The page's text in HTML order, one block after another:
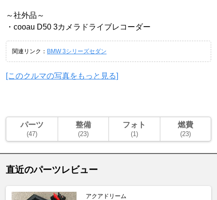
～社外品～
・cooau D50 3カメラドライブレコーダー
関連リンク： BMW 3シリーズセダン
[このクルマの写真をもっと見る]
パーツ
(47)
整備
(23)
フォト
(1)
燃費
(23)
直近のパーツレビュー
アクアドリーム